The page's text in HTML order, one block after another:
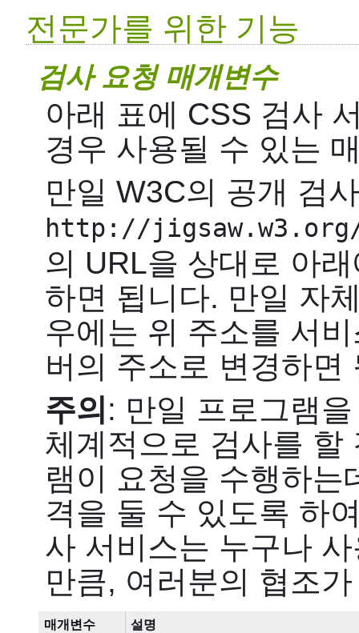
전문가를 위한 기능
검사 요청 매개변수
아래 표에 CSS 검사
경우 사용될 수 있는
만일 W3C의 공개 검
http://
의 URL을 상대로 아
하면 됩니다. 만일 자
우에는 위 주소를 서
버의 주소로 변경하면
주의: 만일 프로그램
체계적으로 검사를 할
램이 요청을 수행하
격을 둘 수 있도록 하
사 서비스는 누구나
만큼, 여러분의 협조
매개변수 설명